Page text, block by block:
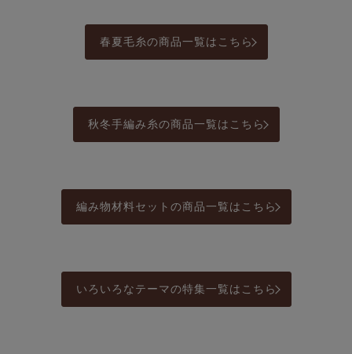
春夏毛糸の商品一覧はこちら
秋冬手編み糸の商品一覧はこちら
編み物材料セットの商品一覧はこちら
いろいろなテーマの特集一覧はこちら